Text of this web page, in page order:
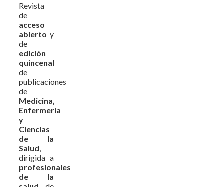
Revista
de
acceso
abierto y
de
edición
quincenal
de
publicaciones
de
Medicina,
Enfermería
y
Ciencias
de la
Salud,
dirigida a
profesionales
de la